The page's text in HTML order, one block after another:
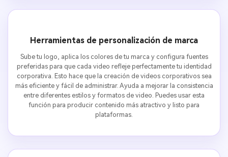
Herramientas de personalización de marca
Sube tu logo, aplica los colores de tu marca y configura fuentes
preferidas para que cada video refleje perfectamente tu identidad
corporativa. Esto hace que la creación de videos corporativos sea
más eficiente y fácil de administrar. Ayuda a mejorar la consistencia
entre diferentes estilos y formatos de video. Puedes usar esta
función para producir contenido más atractivo y listo para
plataformas.